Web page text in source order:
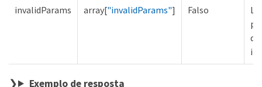
invalidParams array["invalidParams"] Falso
Exemplo de resposta